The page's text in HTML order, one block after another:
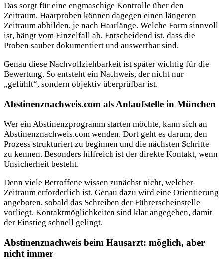
Das sorgt für eine engmaschige Kontrolle über den
Zeitraum. Haarproben können dagegen einen längeren
Zeitraum abbilden, je nach Haarlänge. Welche Form sinnvoll
ist, hängt vom Einzelfall ab. Entscheidend ist, dass die
Proben sauber dokumentiert und auswertbar sind.
Genau diese Nachvollziehbarkeit ist später wichtig für die
Bewertung. So entsteht ein Nachweis, der nicht nur
„gefühlt“, sondern objektiv überprüfbar ist.
Abstinenznachweis.com als Anlaufstelle in München
Wer ein Abstinenzprogramm starten möchte, kann sich an
Abstinenznachweis.com wenden. Dort geht es darum, den
Prozess strukturiert zu beginnen und die nächsten Schritte
zu kennen. Besonders hilfreich ist der direkte Kontakt, wenn
Unsicherheit besteht.
Denn viele Betroffene wissen zunächst nicht, welcher
Zeitraum erforderlich ist. Genau dazu wird eine Orientierung
angeboten, sobald das Schreiben der Führerscheinstelle
vorliegt. Kontaktmöglichkeiten sind klar angegeben, damit
der Einstieg schnell gelingt.
Abstinenznachweis beim Hausarzt: möglich, aber
nicht immer